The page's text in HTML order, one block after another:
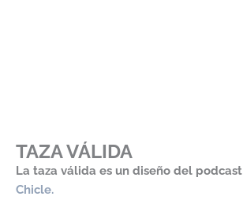
TAZA VÁLIDA
La taza válida es un diseño del podcast
Chicle.